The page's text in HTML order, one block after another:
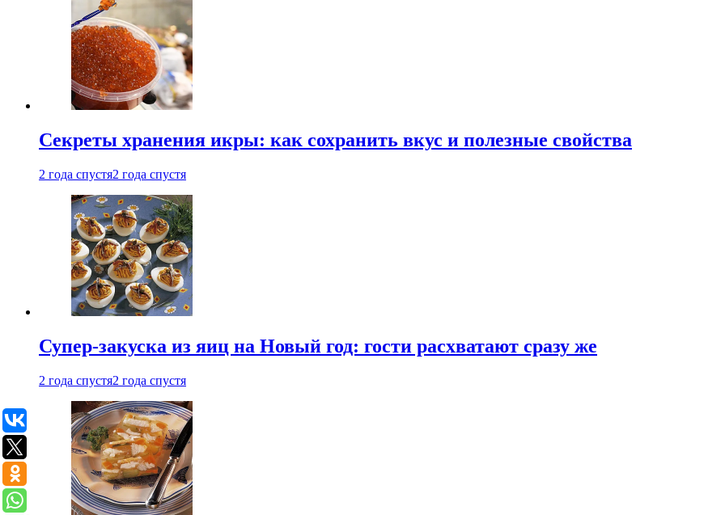
Секреты хранения икры: как сохранить вкус и полезные свойства
2 года спустя2 года спустя
Супер-закуска из яиц на Новый год: гости расхватают сразу же
2 года спустя2 года спустя